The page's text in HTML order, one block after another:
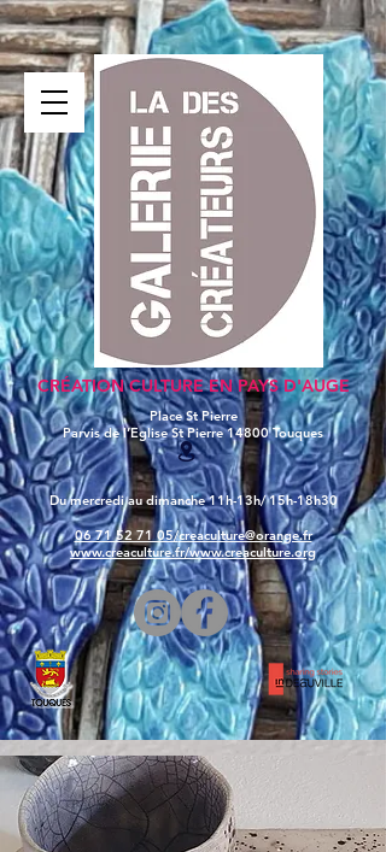
Place St Pierre
Parvis de l’Eglise St Pierre14800 Touques
Du mercredi au dimanche 11h-13h/ 15h-18h30
06 71 52 71 05/creaculture@orange.fr
www.creaculture.fr/www.creaculture.org
CRÉATION CULTURE EN PAYS D'AUGE